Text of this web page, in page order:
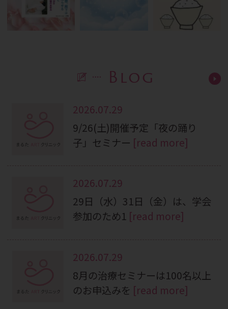
Blog
2026.07.29
9/26(土)開催予定「夜の踊り
子」セミナー [read more]
2026.07.29
29日（水）31日（金）は、学会
参加のため1 [read more]
2026.07.29
8月の治療セミナーは100名以上
のお申込みを [read more]